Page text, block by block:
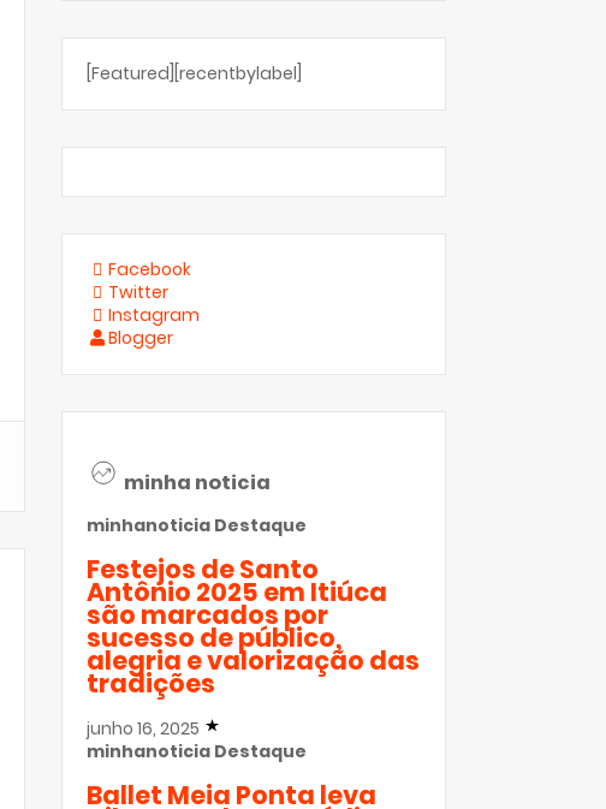
[Featured][recentbylabel]
Facebook
Twitter
Instagram
Blogger
minha noticia
minhanoticia Destaque
Festejos de Santo
Antônio 2025 em Itiúca
são marcados por
sucesso de público,
alegria e valorização das
tradições
junho 16, 2025
minhanoticia Destaque
Ballet Meia Ponta leva